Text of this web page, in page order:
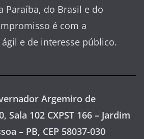
Paraíba, do Brasil e do
é com a
e de interesse público.
Argemiro de
Sala 102 CXPST 166 – Jardim
– PB, CEP 58037-030